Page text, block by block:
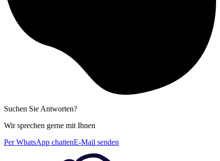
Suchen Sie Antworten?
Wir sprechen gerne mit Ihnen
Per WhatsApp chattenE-Mail senden